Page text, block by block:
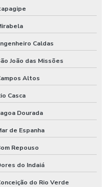
industrial
Caldas
João das Missões
Altos
Casca
Dourada
de Espanha
Repouso
do Indaiá
do Rio Verde